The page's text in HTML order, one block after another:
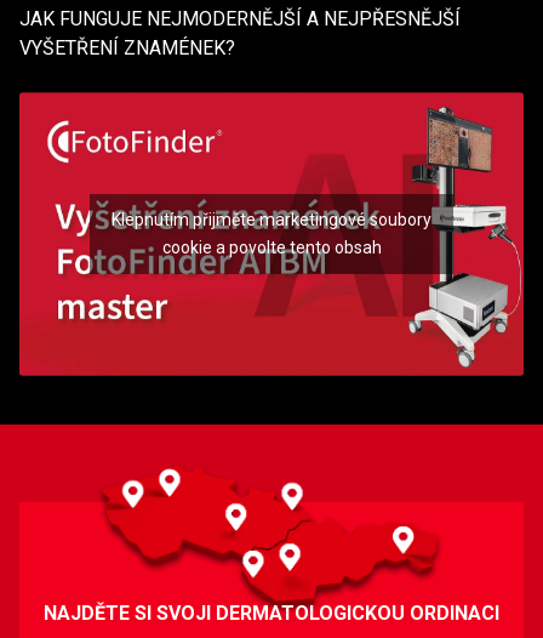
NAJDĚTE SI SVOJI DERMATOLOGICKOU ORDINACI
JAK FUNGUJE NEJMODERNĚJŠÍ A NEJPŘESNĚJŠÍ
VYŠETŘENÍ ZNAMÉNEK?
Klepnutím přijměte marketingové soubory
cookie a povolte tento obsah